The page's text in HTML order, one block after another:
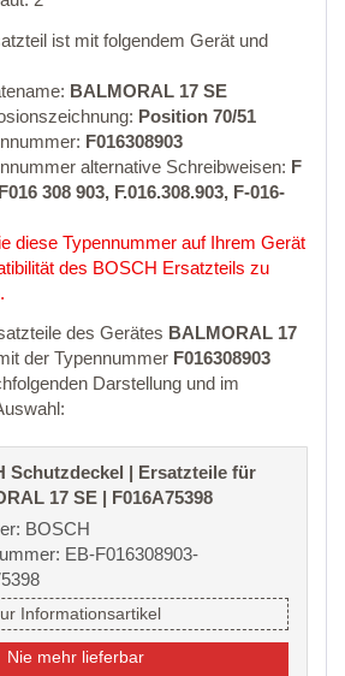
ist mit folgendem Gerät und
BALMORAL 17 SE
Position 70/51
F016308903
alternative Schreibweisen: F
308 903, F.016.308.903, F-016-
diese Typennummer auf Ihrem Gerät
des BOSCH Ersatzteils zu
des Gerätes BALMORAL 17
der Typennummer F016308903
Darstellung und im
Schutzdeckel | Ersatzteile für
17 SE | F016A75398
BOSCH
EB-F016308903-
Informationsartikel
Nie mehr lieferbar